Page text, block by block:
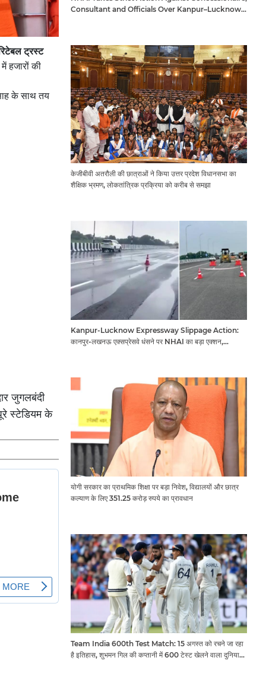
ट्रस्ट
हजारों की
के साथ तय
जुगलबंदी
स्टेडियम के
Consultant and Officials Over Kanpur–Lucknow
केजीबीवी अतरौली की छात्राओं ने किया उत्तर प्रदेश विधानसभा का
शैक्षिक भ्रमण, लोकतांत्रिक प्रक्रिया को करीब से समझा
Kanpur-Lucknow Expressway Slippage Action:
कानपुर-लखनऊ एक्सप्रेसवे धंसने पर NHAI का बड़ा एक्शन,
योगी सरकार का प्राथमिक शिक्षा पर बड़ा निवेश, विद्यालयों और छात्र
कल्याण के लिए 351.25 करोड़ रुपये का प्रावधान
Team India 600th Test Match: 15 अगस्त को रचने जा रहा
है इतिहास, शुभमन गिल की कप्तानी में 600 टेस्ट खेलने वाला दुनिया